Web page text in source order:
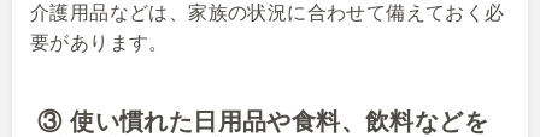
介護用品などは、家族の状況に合わせて備えておく必
要があります。
③ 使い慣れた日用品や食料、飲料などを